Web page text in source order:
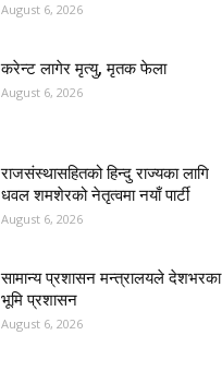
August 6, 2026
करेन्ट लागेर मृत्यु, मृतक फेला
August 6, 2026
राजसंस्थासहितको हिन्दु राज्यका लागि
धवल शमशेरको नेतृत्वमा नयाँ पार्टी
August 6, 2026
सामान्य प्रशासन मन्त्रालयले देशभरका
भूमि प्रशासन
August 6, 2026